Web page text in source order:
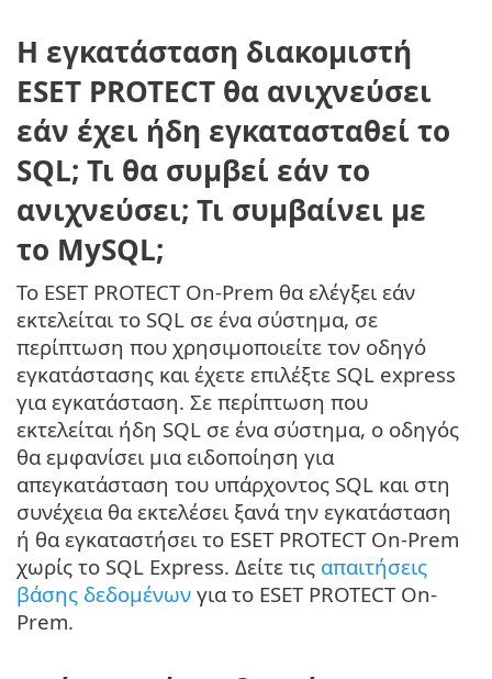
Η εγκατάσταση διακομιστή
ESET PROTECT θα ανιχνεύσει
εάν έχει ήδη εγκατασταθεί το
SQL; Τι θα συμβεί εάν το
ανιχνεύσει; Τι συμβαίνει με
το MySQL;
Το ESET PROTECT On-Prem θα ελέγξει εάν
εκτελείται το SQL σε ένα σύστημα, σε
περίπτωση που χρησιμοποιείτε τον οδηγό
εγκατάστασης και έχετε επιλέξτε SQL express
για εγκατάσταση. Σε περίπτωση που
εκτελείται ήδη SQL σε ένα σύστημα, ο οδηγός
θα εμφανίσει μια ειδοποίηση για
απεγκατάσταση του υπάρχοντος SQL και στη
συνέχεια θα εκτελέσει ξανά την εγκατάσταση
ή θα εγκαταστήσει το ESET PROTECT On-Prem
χωρίς το SQL Express. Δείτε τις απαιτήσεις
βάσης δεδομένων για το ESET PROTECT On-
Prem.